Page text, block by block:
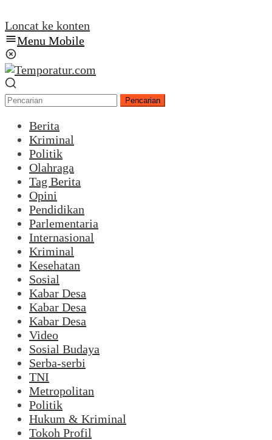
Loncat ke konten
Menu Mobile
Pencarian
Berita
Kriminal
Politik
Olahraga
Tag Berita
Opini
Pendidikan
Parlementaria
Internasional
Kriminal
Kesehatan
Sosial
Kabar Desa
Kabar Desa
Kabar Desa
Video
Sosial Budaya
Serba-serbi
TNI
Metropolitan
Politik
Hukum & Kriminal
Tokoh Profil